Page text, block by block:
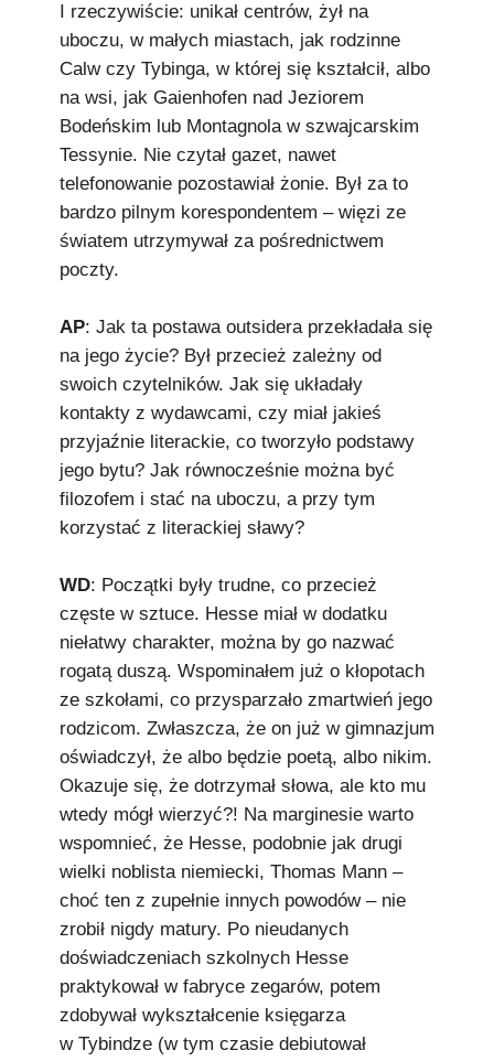
I rzeczywiście: unikał centrów, żył na
uboczu, w małych miastach, jak rodzinne
Calw czy Tybinga, w której się kształcił, albo
na wsi, jak Gaienhofen nad Jeziorem
Bodeńskim lub Montagnola w szwajcarskim
Tessynie. Nie czytał gazet, nawet
telefonowanie pozostawiał żonie. Był za to
bardzo pilnym korespondentem – więzi ze
światem utrzymywał za pośrednictwem
poczty.
AP: Jak ta postawa outsidera przekładała się
na jego życie? Był przecież zależny od
swoich czytelników. Jak się układały
kontakty z wydawcami, czy miał jakieś
przyjaźnie literackie, co tworzyło podstawy
jego bytu? Jak równocześnie można być
filozofem i stać na uboczu, a przy tym
korzystać z literackiej sławy?
WD: Początki były trudne, co przecież
częste w sztuce. Hesse miał w dodatku
niełatwy charakter, można by go nazwać
rogatą duszą. Wspominałem już o kłopotach
ze szkołami, co przysparzało zmartwień jego
rodzicom. Zwłaszcza, że on już w gimnazjum
oświadczył, że albo będzie poetą, albo nikim.
Okazuje się, że dotrzymał słowa, ale kto mu
wtedy mógł wierzyć?! Na marginesie warto
wspomnieć, że Hesse, podobnie jak drugi
wielki noblista niemiecki, Thomas Mann –
choć ten z zupełnie innych powodów – nie
zrobił nigdy matury. Po nieudanych
doświadczeniach szkolnych Hesse
praktykował w fabryce zegarów, potem
zdobywał wykształcenie księgarza
w Tybindze (w tym czasie debiutował